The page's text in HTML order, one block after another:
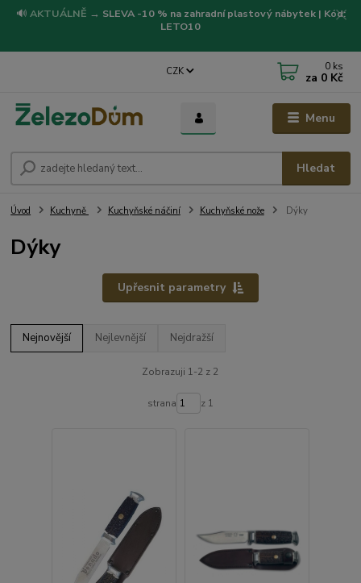
🔊 AKTUÁLNĚ → SLEVA -10 % na zahradní plastový nábytek | Kód:
LETO10
Menu
CZK
Hledat
0 ks
za 0 Kč
Úvod Kuchyně Kuchyňské náčiní Kuchyňské nože Dýky
Dýky
Upřesnit parametry
Nejnovější Nejlevnější Nejdražší
Zobrazuji 1-2 z 2
strana z 1